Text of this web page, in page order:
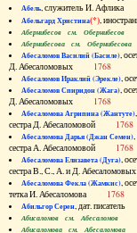
Абель, служитель И.
Абельгард Христина(*),
Абернибесов см. Обернибесов
Абернибесова см. Обернибесова
Абесаломов Василий (Басиле),
Д. Абесаломовых 1768
Абесаломов Ираклий (Эрекле),
Абесаломов Спиридон (Жага),
Д. Абесаломовых 1768
Абесаломова Агрипина (Жантуте)
сестра Д. Абесаломовой 1768
Абесаломова Дарья (Джан Семен),
сестра А. Абесаломовой 1768
Абесаломова Елизавета (Дуга),
сестра В., С., А. и Д.
Абесаломова Фекла (Жамкис),
тетка И. Абесаломова 1768
Абильгор Серен, дат.
Абисаломов см. Абесаломов
Абисаломова см. Абесаломова